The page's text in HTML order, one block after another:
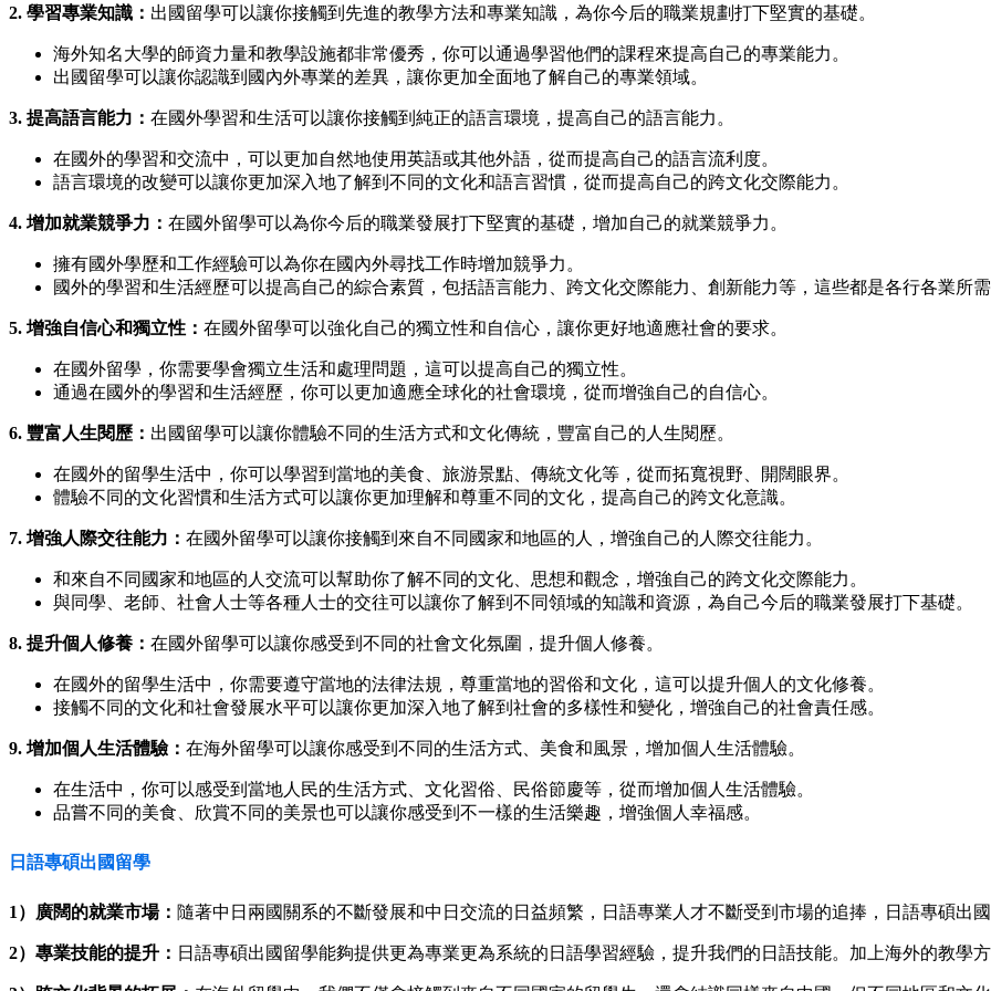
2. 學習專業知識： 出國留學可以讓你接觸到先進的教學方法和專業知識，為你今后的職業規劃打下堅實的基礎。
海外知名大學的師資力量和教學設施都非常優秀，你可以通過學習他們的課程來提高自己的專業能力。
出國留學可以讓你認識到國內外專業的差異，讓你更加全面地了解自己的專業領域。
3. 提高語言能力： 在國外學習和生活可以讓你接觸到純正的語言環境，提高自己的語言能力。
在國外的學習和交流中，可以更加自然地使用英語或其他外語，從而提高自己的語言流利度。
語言環境的改變可以讓你更加深入地了解到不同的文化和語言習慣，從而提高自己的跨文化交際能力。
4. 增加就業競爭力： 在國外留學可以為你今后的職業發展打下堅實的基礎，增加自己的就業競爭力。
擁有國外學歷和工作經驗可以為你在國內外尋找工作時增加競爭力。
國外的學習和生活經歷可以提高自己的綜合素質，包括語言能力、跨文化交際能力、創新能力等，這些都是各行各業所需
5. 增強自信心和獨立性： 在國外留學可以強化自己的獨立性和自信心，讓你更好地適應社會的要求。
在國外留學，你需要學會獨立生活和處理問題，這可以提高自己的獨立性。
通過在國外的學習和生活經歷，你可以更加適應全球化的社會環境，從而增強自己的自信心。
6. 豐富人生閱歷： 出國留學可以讓你體驗不同的生活方式和文化傳統，豐富自己的人生閱歷。
在國外的留學生活中，你可以學習到當地的美食、旅游景點、傳統文化等，從而拓寬視野、開闊眼界。
體驗不同的文化習慣和生活方式可以讓你更加理解和尊重不同的文化，提高自己的跨文化意識。
7. 增強人際交往能力： 在國外留學可以讓你接觸到來自不同國家和地區的人，增強自己的人際交往能力。
和來自不同國家和地區的人交流可以幫助你了解不同的文化、思想和觀念，增強自己的跨文化交際能力。
與同學、老師、社會人士等各種人士的交往可以讓你了解到不同領域的知識和資源，為自己今后的職業發展打下基礎。
8. 提升個人修養： 在國外留學可以讓你感受到不同的社會文化氛圍，提升個人修養。
在國外的留學生活中，你需要遵守當地的法律法規，尊重當地的習俗和文化，這可以提升個人的文化修養。
接觸不同的文化和社會發展水平可以讓你更加深入地了解到社會的多樣性和變化，增強自己的社會責任感。
9. 增加個人生活體驗： 在海外留學可以讓你感受到不同的生活方式、美食和風景，增加個人生活體驗。
在生活中，你可以感受到當地人民的生活方式、文化習俗、民俗節慶等，從而增加個人生活體驗。
品嘗不同的美食、欣賞不同的美景也可以讓你感受到不一樣的生活樂趣，增強個人幸福感。
日語專碩出國留學
1）廣闊的就業市場： 隨著中日兩國關系的不斷發展和中日交流的日益頻繁，日語專業人才不斷受到市場的追捧，日語專碩出
2）專業技能的提升： 日語專碩出國留學能夠提供更為專業更為系統的日語學習經驗，提升我們的日語技能。加上海外的教學